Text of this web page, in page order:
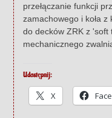
przełączanie funkcji
zamachowego i koła
do decków ZRK z 'soft
mechanicznego
Udostępnij:
X